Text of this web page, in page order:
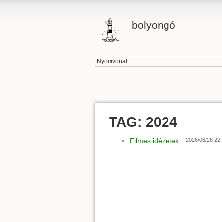
bolyongó
Nyomvonal:
TAG: 2024
Filmes idézetek 2026/06/26